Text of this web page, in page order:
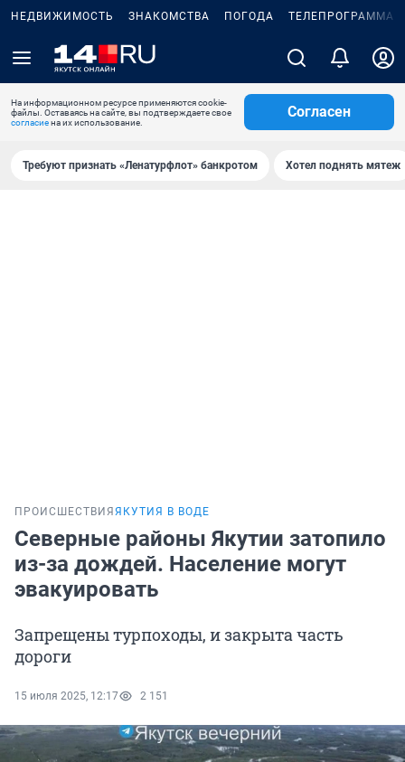
НЕДВИЖИМОСТЬ ЗНАКОМСТВА ПОГОДА ТЕЛЕПРОГРАММА
На информационном ресурсе применяются cookie-
файлы. Оставаясь на сайте, вы подтверждаете свое
согласиена их использование.
Согласен
Требуют признать «Ленатурфлот» банкротом Хотел поднять мятеж
ПРОИСШЕСТВИЯ ЯКУТИЯ В ВОДЕ
Северные районы Якутии затопило
из-за дождей. Население могут
эвакуировать
Запрещены турпоходы, и закрыта часть
дороги
15 июля 2025, 12:17 2 151